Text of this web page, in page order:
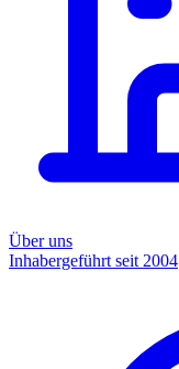
Über uns
Inhabergeführt seit 2004